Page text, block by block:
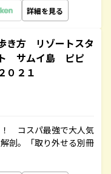
詳細を見る
き方 リゾートスタ
サムイ島 ピピ
０２１
！ コスパ最強で大人気
剖。「取り外せる別冊